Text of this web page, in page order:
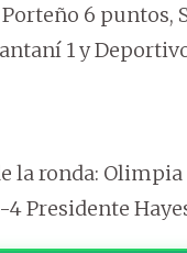
6 puntos,
1 y
la ronda:
Presidente